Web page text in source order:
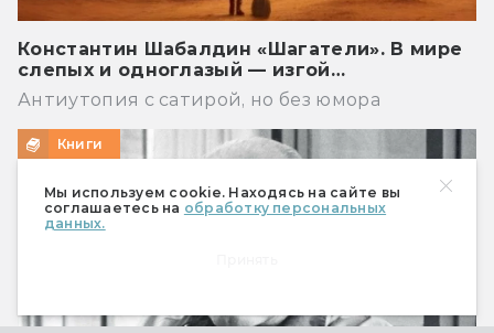
Мы используем cookie. Находясь на сайте вы
соглашаетесь на обработку персональных
данных.
Константин Шабалдин «Шагатели». В мире
слепых и одноглазый — изгой…
Антиутопия с сатирой, но без юмора
Книги